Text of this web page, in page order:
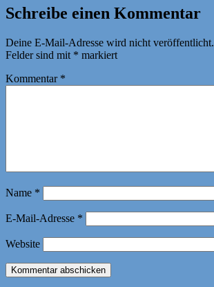
Schreibe einen Kommentar
Deine E-Mail-Adresse wird nicht veröffentlicht.
Felder sind mit * markiert
Kommentar *
Name *
E-Mail-Adresse *
Website